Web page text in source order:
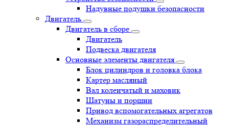
Надувные подушки безопасности
Двигатель
Двигатель в сборе
Двигатель
Подвеска двигателя
Основные элементы двигателя
Блок цилиндров и головка блока
Картер масляный
Вал коленчатый и маховик
Шатуны и поршни
Привод вспомогательных агрегатов
Механизм газораспределительный